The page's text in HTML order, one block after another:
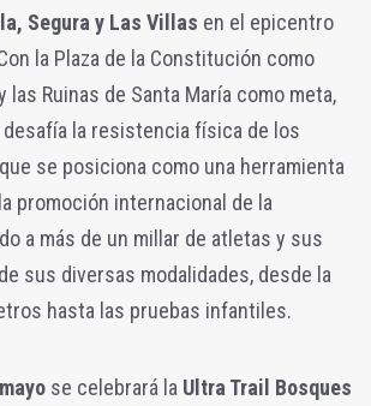
Segura y Las Villas en el epicentro
la Plaza de la Constitución como
las Ruinas de Santa María como meta,
desafía la resistencia física de los
se posiciona como una herramienta
promoción internacional de la
a más de un millar de atletas y sus
sus diversas modalidades, desde la
hasta las pruebas infantiles.
se celebrará la Ultra Trail Bosques